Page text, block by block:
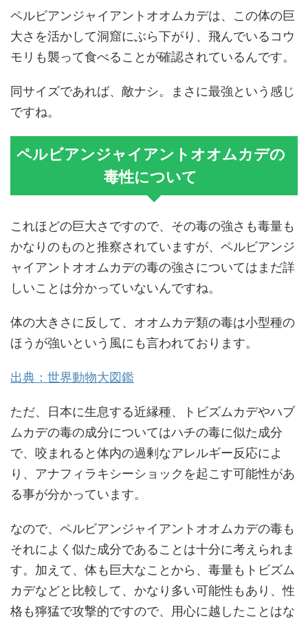
ペルビアンジャイアントオオムカデは、この体の巨
大さを活かして洞窟にぶら下がり、飛んでいるコウ
モリも襲って食べることが確認されているんです。
同サイズであれば、敵ナシ。まさに最強という感じ
ですね。
ペルビアンジャイアントオオムカデの
毒性について
これほどの巨大さですので、その毒の強さも毒量も
かなりのものと推察されていますが、ペルビアンジ
ャイアントオオムカデの毒の強さについてはまだ詳
しいことは分かっていないんですね。
体の大きさに反して、オオムカデ類の毒は小型種の
ほうが強いという風にも言われております。
出典：世界動物大図鑑
ただ、日本に生息する近縁種、トビズムカデやハブ
ムカデの毒の成分についてはハチの毒に似た成分
で、咬まれると体内の過剰なアレルギー反応によ
り、アナフィラキシーショックを起こす可能性があ
る事が分かっています。
なので、ペルビアンジャイアントオオムカデの毒も
それによく似た成分であることは十分に考えられま
す。加えて、体も巨大なことから、毒量もトビズム
カデなどと比較して、かなり多い可能性もあり、性
格も獰猛で攻撃的ですので、用心に越したことはな